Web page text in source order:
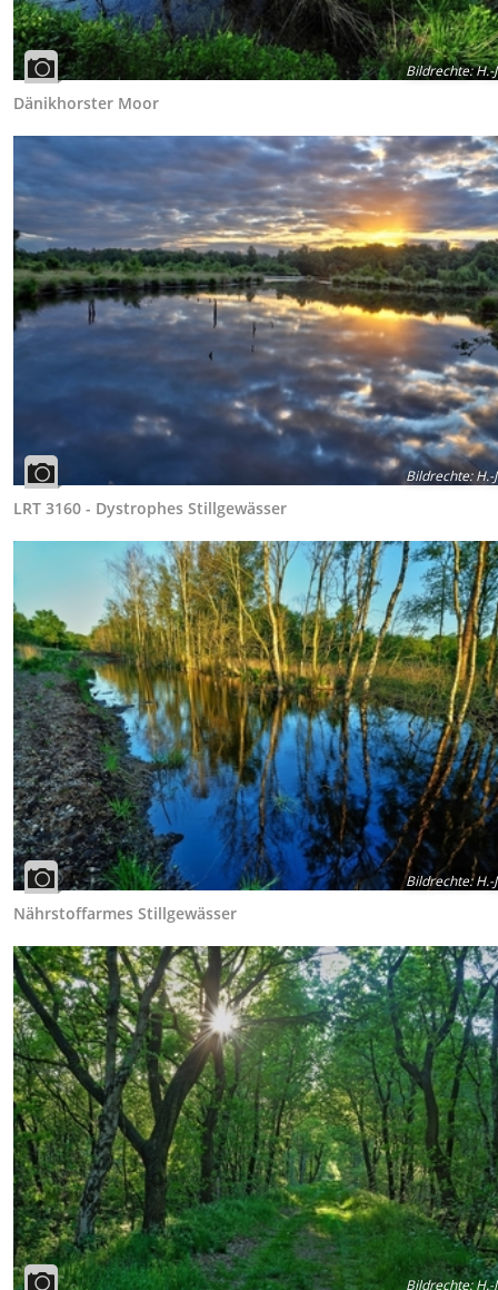
Bildrechte:H.-
Dänikhorster Moor
Bildrechte:H.-
LRT 3160 - Dystrophes Stillgewässer
Bildrechte:H.-
Nährstoffarmes Stillgewässer
Bildrechte:H.-